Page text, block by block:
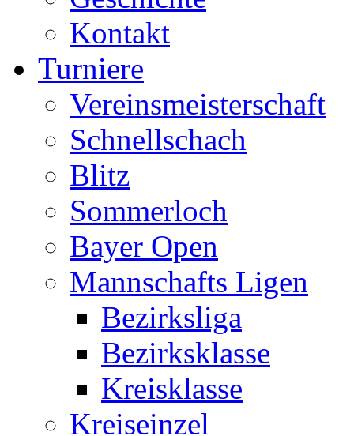
Kontakt
Turniere
Vereinsmeisterschaft
Schnellschach
Blitz
Sommerloch
Bayer Open
Mannschafts Ligen
Bezirksliga
Bezirksklasse
Kreisklasse
Kreiseinzel